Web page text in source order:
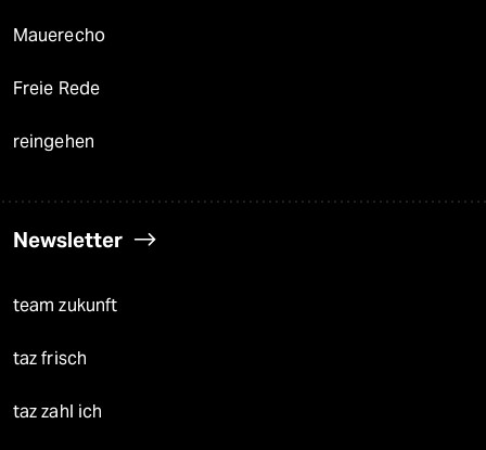
Mauerecho
Freie Rede
reingehen
Newsletter
team zukunft
taz frisch
taz zahl ich